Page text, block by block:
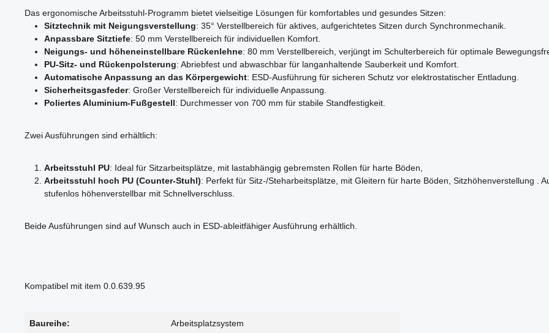
Das ergonomische Arbeitsstuhl-Programm bietet vielseitige Lösungen für komfortables und gesundes Sitzen:
Sitztechnik mit Neigungsverstellung: 35° Verstellbereich für aktives, aufgerichtetes Sitzen durch Synchronmechanik.
Anpassbare Sitztiefe: 50 mm Verstellbereich für individuellen Komfort.
Neigungs- und höheneinstellbare Rückenlehne: 80 mm Verstellbereich, verjüngt im Schulterbereich für optimale
PU-Sitz- und Rückenpolsterung: Abriebfest und abwaschbar für langanhaltende Sauberkeit und Komfort.
Automatische Anpassung an das Körpergewicht: ESD-Ausführung für sicheren Schutz vor elektrostatischer Entladung.
Sicherheitsgasfeder: Großer Verstellbereich für individuelle Anpassung.
Poliertes Aluminium-Fußgestell: Durchmesser von 700 mm für stabile Standfestigkeit.
Zwei Ausführungen sind erhältlich:
Arbeitsstuhl PU: Ideal für Sitzarbeitsplätze, mit lastabhängig gebremsten Rollen für harte Böden,
Arbeitsstuhl hoch PU (Counter-Stuhl): Perfekt für Sitz-/Steharbeitsplätze, mit Gleitern für harte Böden, Sitzhöhenverstellung .
stufenlos höhenverstellbar mit Schnellverschluss.
Beide Ausführungen sind auf Wunsch auch in ESD-ableitfähiger Ausführung erhältlich.
Kompatibel mit item 0.0.639.95
Baureihe: Arbeitsplatzsystem